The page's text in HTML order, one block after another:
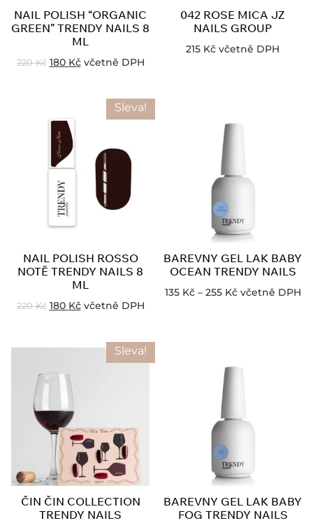
NAIL POLISH “ORGANIC
GREEN” TRENDY NAILS 8
ML
220Kč 180 Kč včetně DPH
042 ROSE MICA JZ
NAILS GROUP
215 Kč včetně DPH
Sleva!
NAIL POLISH ROSSO
NOTĚ TRENDY NAILS 8
ML
220Kč 180 Kč včetně DPH
BAREVNY GEL LAK BABY
OCEAN TRENDY NAILS
135 Kč – 255 Kč včetně DPH
Sleva!
ČIN ČIN COLLECTION
TRENDY NAILS
BAREVNY GEL LAK BABY
FOG TRENDY NAILS